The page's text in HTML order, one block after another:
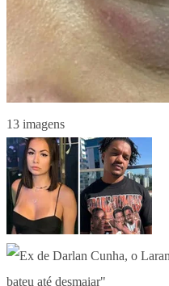
13 imagens